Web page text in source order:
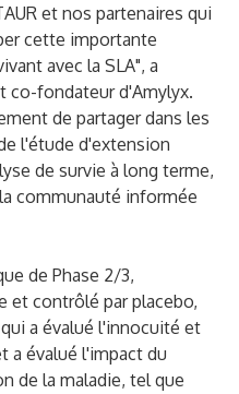
et nos partenaires qui
cette importante
avec la SLA", a
co-fondateur d'Amylyx.
de partager dans les
l'étude d'extension
de survie à long terme,
communauté informée
de Phase 2/3,
et contrôlé par placebo,
a évalué l'innocuité et
a évalué l'impact du
de la maladie, tel que